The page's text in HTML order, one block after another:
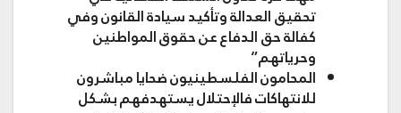
تحقيق العدالة وتأكيد سيادة القانون وفي
كفالة حق الدفاع عن حقوق المواطنين
وحرياتهم”
المحامون الفلسطينيون ضحايا مباشرون
للانتهاكات فالإحتلال يستهدفهم بشكل